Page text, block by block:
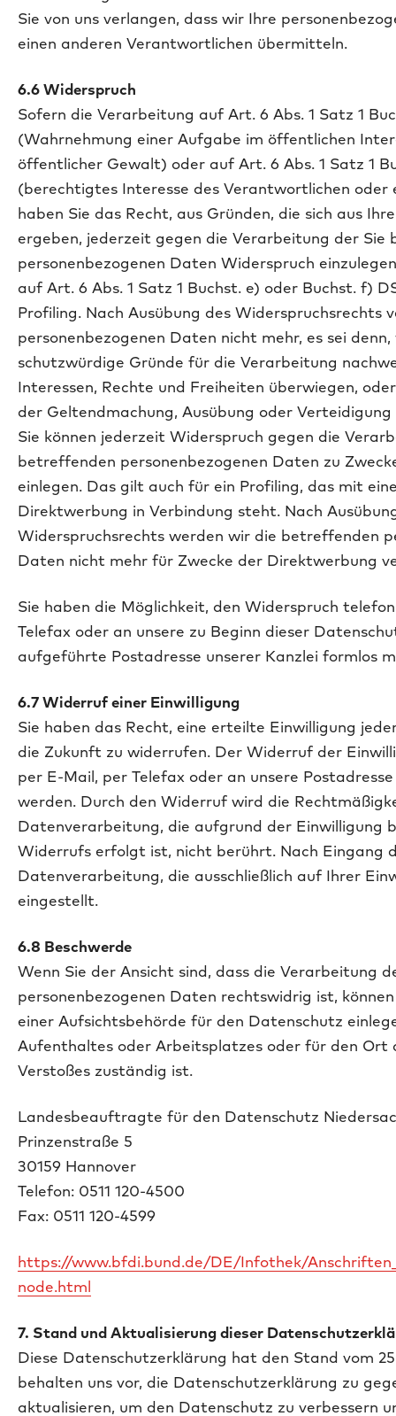
Sie von uns verlangen, dass wir Ihre
einen anderen Verantwortlichen übermitteln.
6.6 Widerspruch
Sofern die Verarbeitung auf Art. 6 Abs. 1 Satz 1
(Wahrnehmung einer Aufgabe im öffentlichen
öffentlicher Gewalt) oder auf Art. 6 Abs. 1 Satz 1
(berechtigtes Interesse des Verantwortlichen oder
haben Sie das Recht, aus Gründen, die sich aus
ergeben, jederzeit gegen die Verarbeitung der Sie
personenbezogenen Daten Widerspruch
auf Art. 6 Abs. 1 Satz 1 Buchst. e) oder Buchst. f)
Profiling. Nach Ausübung des Widerspruchsrechts
personenbezogenen Daten nicht mehr, es sei
schutzwürdige Gründe für die Verarbeitung
Interessen, Rechte und Freiheiten überwiegen,
der Geltendmachung, Ausübung oder Verteidigung
Sie können jederzeit Widerspruch gegen die
betreffenden personenbezogenen Daten zu
einlegen. Das gilt auch für ein Profiling, das mit
Direktwerbung in Verbindung steht. Nach
Widerspruchsrechts werden wir die betreffenden
Daten nicht mehr für Zwecke der Direktwerbung
Sie haben die Möglichkeit, den Widerspruch
Telefax oder an unsere zu Beginn dieser
aufgeführte Postadresse unserer Kanzlei formlos
6.7 Widerruf einer Einwilligung
Sie haben das Recht, eine erteilte Einwilligung
die Zukunft zu widerrufen. Der Widerruf der
per E-Mail, per Telefax oder an unsere
werden. Durch den Widerruf wird die
Datenverarbeitung, die aufgrund der Einwilligung
Widerrufs erfolgt ist, nicht berührt. Nach Eingang
Datenverarbeitung, die ausschließlich auf Ihrer
eingestellt.
6.8 Beschwerde
Wenn Sie der Ansicht sind, dass die Verarbeitung
personenbezogenen Daten rechtswidrig ist,
einer Aufsichtsbehörde für den Datenschutz
Aufenthaltes oder Arbeitsplatzes oder für den Ort
Verstoßes zuständig ist.
Landesbeauftragte für den Datenschutz
Prinzenstraße 5
30159 Hannover
Telefon: 0511 120-4500
Fax: 0511 120-4599
https://www.bfdi.bund.de/DE/Infothek/
node.html
7. Stand und Aktualisierung dieser
Diese Datenschutzerklärung hat den Stand vom
behalten uns vor, die Datenschutzerklärung zu
aktualisieren, um den Datenschutz zu verbessern